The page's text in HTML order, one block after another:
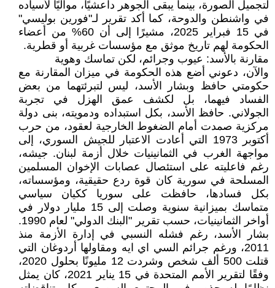
لتجميل الصورة، بينما يبقى الجوهر داعشيًا، مواليًا لأسياده
في واشنطن والدوحة، كما أكد تقرير لـ"فورين بوليسي"
في 15 فبراير 2025، مشيرًا إلى أن 60% من أعضاء
الحكومة لهم تاريخ موثق مع مؤسسات غربية أو قطرية.
مقارنة بالأسد: عيوب وجرائم، لكن تماسك وهوية
والآن، دعوني أضع هذه الحكومة في ميزان المقارنة مع
حكومتي حافظ وبشار الأسد، ليس لتبرئتهما من بعض
الفساد فيهما، بل لكشف عمق الهزل في تجربة
الجولاني. حافظ الأسد، بكل استبداده ودمويته، بنى دولة
مركزية صمدت أمام الضغوط الخارجية لعقود، من حرب
أكتوبر 1973 التي أعادت الاعتبار للجيش السوري، إلى
مواجهة الغرب في الثمانينيات خلال أزمة لبنان. جيشه،
رغم فاعليته على استئصال عصابات الإخوان المسلمين
المسلحة في سورية كان قوة ردع حقيقية، ومؤسساته،
بكل فسادها، حافظت على سوريا ككيان سياسي
متماسك بميزانية سنوية وصلت إلى 15 مليار دولار في
أواخر الثمانينيات، حسب تقرير "البنك الدولي" لعام 1990.
بشار الأسد، رغم فشله النسبي في إدارة الأزمة منذ
2011، ورغم جرائم السي اي ايه ومقاولها أردوغان التي
قتلت 500 ألف شخص وشردت 12 مليونًا بحلول 2020،
وفقًا لتقرير الأمم المتحدة في 15 يناير 2021، كان يمثل